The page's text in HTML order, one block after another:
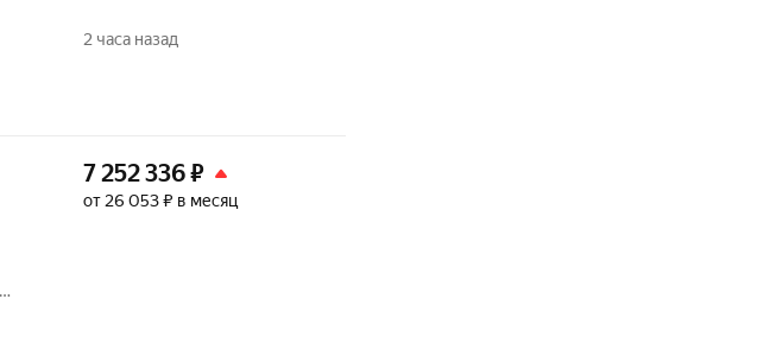
2 часа назад
7 252 336₽
от 26 053 ₽ в месяц